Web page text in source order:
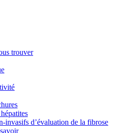
trouver
invasifs d’évaluation de la fibrose